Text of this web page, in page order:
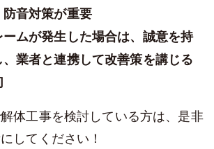
音対策が重要
ムが発生した場合は、誠意を持
業者と連携して改善策を講じる
体工事を検討している方は、是非
してください！